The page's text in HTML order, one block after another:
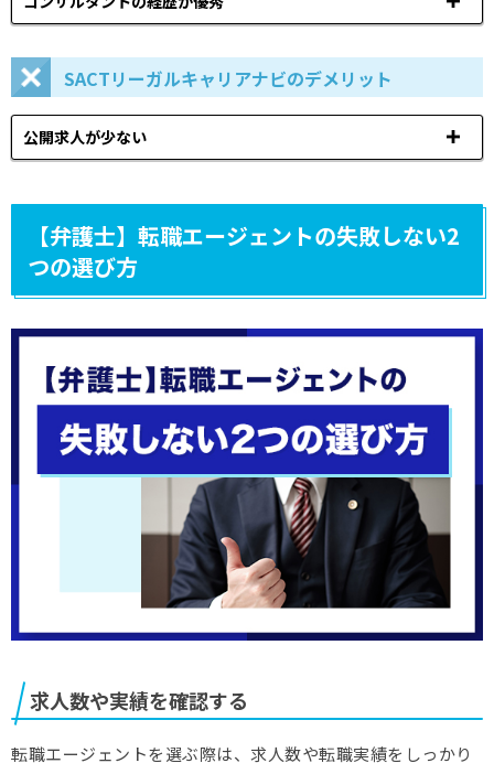
SACTリーガルキャリアナビのデメリット
公開求人が少ない
【弁護士】転職エージェントの失敗しない2
つの選び方
求人数や実績を確認する
転職エージェントを選ぶ際は、求人数や転職実績をしっかり